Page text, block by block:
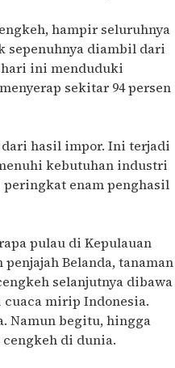
hampir seluruhnya
sepenuhnya diambil dari
hari ini menduduki
sekitar 94 persen
dari hasil impor. Ini terjadi
kebutuhan industri
enam penghasil
pulau di Kepulauan
Belanda, tanaman
selanjutnya dibawa
mirip Indonesia.
Namun begitu, hingga
di dunia.